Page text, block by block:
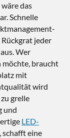
das
Schnelle
jeder
Wer
braucht
mit
wird
grelle
und
LED-
schafft eine